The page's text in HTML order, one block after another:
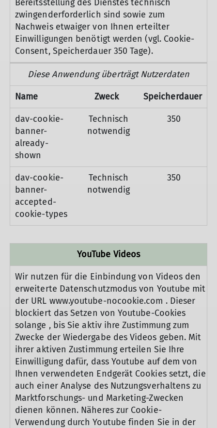
Bereitsstellung des Dienstes technisch
zwingenderforderlich sind sowie zum
Nachweis etwaiger von Ihnen erteilter
Einwilligungen benötigt werden (vgl. Cookie-
Consent, Speicherdauer 350 Tage).
Diese Anwendung überträgt Nutzerdaten
Name Zweck Speicherdauer
dav-cookie-
banner-
already-
shown
Technisch
notwendig
350
dav-cookie-
banner-
accepted-
cookie-types
Technisch
notwendig
350
YouTube Videos
Wir nutzen für die Einbindung von Videos den
erweiterte Datenschutzmodus von Youtube mit
der URL www.youtube-nocookie.com . Dieser
blockiert das Setzen von Youtube-Cookies
solange , bis Sie aktiv ihre Zustimmung zum
Zwecke der Wiedergabe des Videos geben. Mit
ihrer aktiven Zustimmung erteilen Sie Ihre
Einwilligung dafür, dass Youtube auf dem von
Ihnen verwendeten Endgerät Cookies setzt, die
auch einer Analyse des Nutzungsverhaltens zu
Marktforschungs- und Marketing-Zwecken
dienen können. Näheres zur Cookie-
Verwendung durch Youtube finden Sie in der